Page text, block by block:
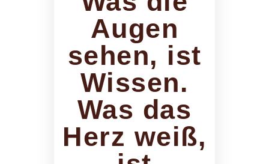
Augen
sehen, ist
Wissen.
Was das
Herz weiß,